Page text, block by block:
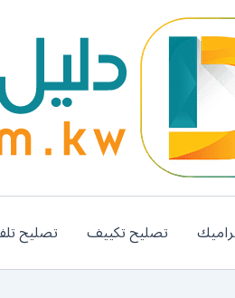
تصليح تكييف تصليح